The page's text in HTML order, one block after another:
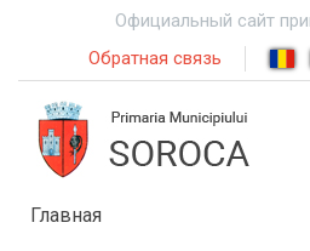
Официальный сайт
Обратная связь
Главная